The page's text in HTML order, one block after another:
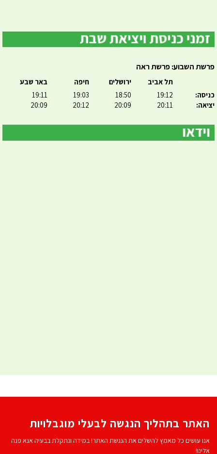
פרשת השבוע: פרשת ראה
כניסה:
יציאה:
תל אביב
19:12
20:11
ירושלים
18:50
20:09
חיפה
19:03
20:12
באר שבע
19:11
20:09
האתר בתהליך הנגשה לבעלי מוגבלויות
אנו עושים כל מאמץ להשלים את הנגשת האתר! במידה ונתקלת בבעיה אנא פנה
אלינו!